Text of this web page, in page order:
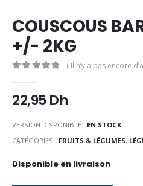
COUSCOUS
+/- 2KG
( Il n’y a pas encore
22,95Dh
VERSION DISPONIBLE:: EN STOCK
CATÉGORIES : FRUITS & LÉGUMES,
Disponible en livraison